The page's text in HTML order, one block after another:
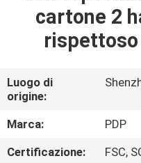
PRODOTTI
MOSTRA
VR
CIRCA
NOI
cartone 2
Luogo di
origine:
Marca:
PDP
Certificazione:
FSC,